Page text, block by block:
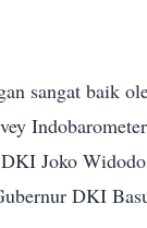
sangat baik
Joko
DKI